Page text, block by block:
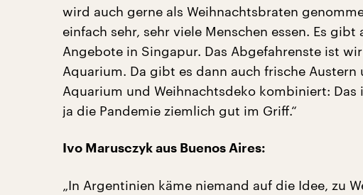
wird auch gerne als Weihnachtsbraten
einfach sehr, sehr viele Menschen essen. Es
Angebote in Singapur. Das Abgefahrenste ist
Aquarium. Da gibt es dann auch frische Austern
Aquarium und Weihnachtsdeko kombiniert:
ja die Pandemie ziemlich gut im Griff.“
Ivo Marusczyk aus Buenos Aires:
„In Argentinien käme niemand auf die Idee, zu